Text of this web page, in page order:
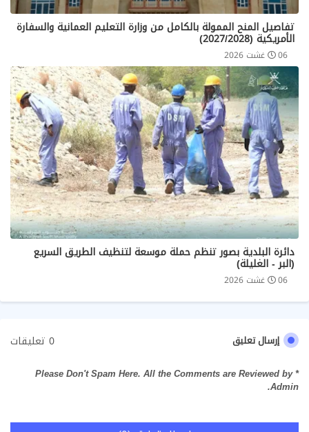
تفاصيل المنح الممولة بالكامل من وزارة التعليم العمانية والسفارة
الأمريكية (2027/2028)
06 غشت 2026
دائرة البلدية بصور تنظم حملة موسعة لتنظيف الطريق السريع
(البر - الغليلة)
06 غشت 2026
إرسال تعليق 0 تعليقات
* Please Don't Spam Here. All the Comments are Reviewed by
Admin.